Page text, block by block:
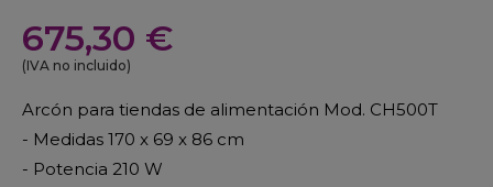
675,30 €
(IVA no incluido)
Arcón para tiendas de alimentación Mod. CH500T
- Medidas 170 x 69 x 86 cm
- Potencia 210 W